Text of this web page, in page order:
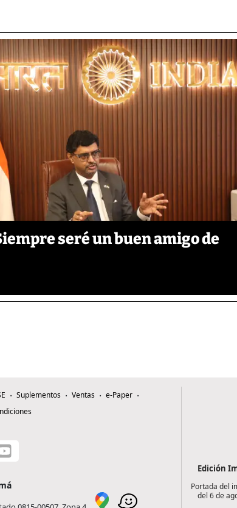
seré un buen amigo de
Suplementos Ventas
e-Paper
Edición
Portada del
del 6 de